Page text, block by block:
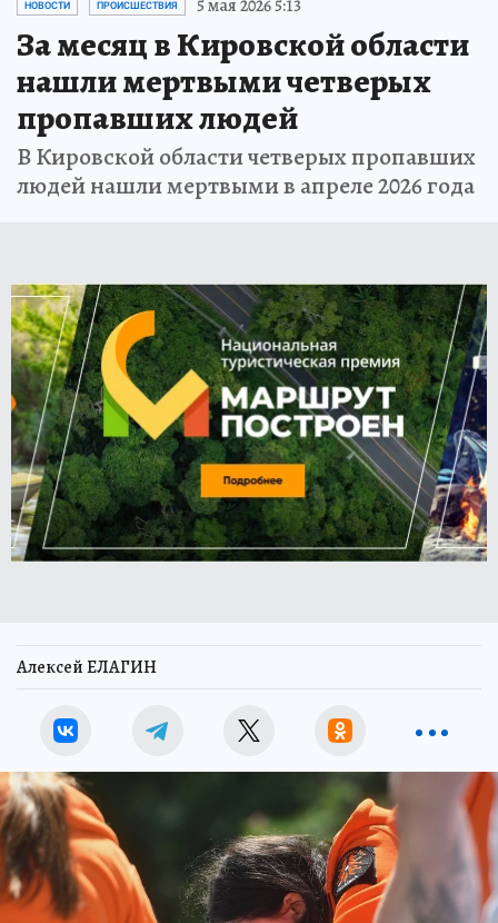
НОВОСТИ ПРОИСШЕСТВИЯ 5 мая 2026 5:13
За месяц в Кировской области
нашли мертвыми четверых
пропавших людей
В Кировской области четверых пропавших
людей нашли мертвыми в апреле 2026 года
Алексей ЕЛАГИН